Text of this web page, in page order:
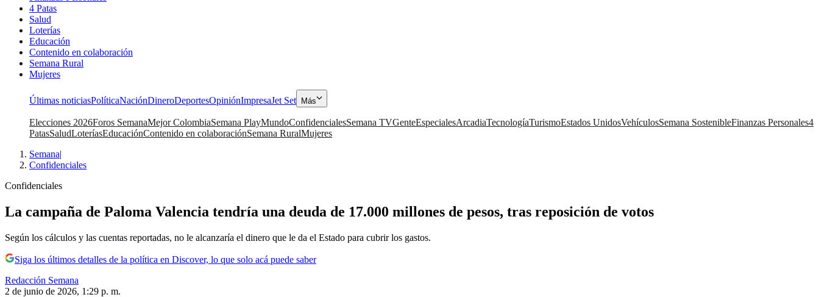
4 Patas
Salud
Loterías
Educación
Contenido en colaboración
Semana Rural
Mujeres
Últimas noticiasPolíticaNaciónDineroDeportesOpiniónImpresaJet Set Más
Elecciones 2026Foros SemanaMejor ColombiaSemana PlayMundoConfidencialesSemana TVGenteEspecialesArcadiaTecnologíaTurismoEstados UnidosVehículosSemana SostenibleFinanzas Personales4
PatasSaludLoteríasEducaciónContenido en colaboraciónSemana RuralMujeres
Semana|
Confidenciales
Confidenciales
La campaña de Paloma Valencia tendría una deuda de 17.000 millones de pesos, tras reposición de votos
Según los cálculos y las cuentas reportadas, no le alcanzaría el dinero que le da el Estado para cubrir los gastos.
Siga los últimos detalles de la política en Discover, lo que solo acá puede saber
Redacción Semana
2 de junio de 2026, 1:29 p. m.